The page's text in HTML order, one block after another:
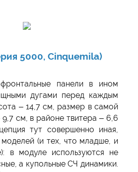
5000, Cinquemila)
панели в ином
дугами перед каждым
– 14,7 см, размер в самой
см, в районе твитера – 6,6
тут совершенно иная,
(и тех, что младше, и
в модуле используются не
а купольные СЧ динамики.